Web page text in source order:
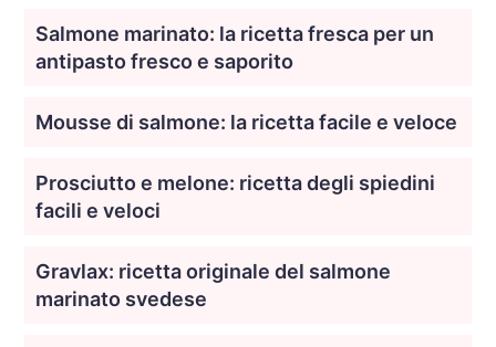
Salmone marinato: la ricetta fresca per un
antipasto fresco e saporito
Mousse di salmone: la ricetta facile e veloce
Prosciutto e melone: ricetta degli spiedini
facili e veloci
Gravlax: ricetta originale del salmone
marinato svedese